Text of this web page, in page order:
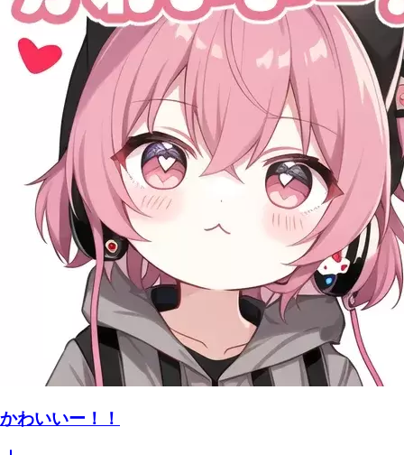
かわいいー！！